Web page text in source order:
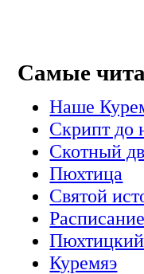
Самые
Наше
Скрипт до
Cкотный
Пюхтица
Святой
Куремяэ